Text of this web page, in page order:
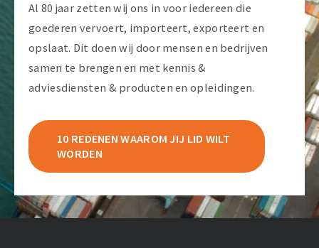
Al 80 jaar zetten wij ons in voor iedereen die
goederen vervoert, importeert, exporteert en
opslaat. Dit doen wij door mensen en bedrijven
samen te brengen en met kennis &
adviesdiensten & producten en opleidingen.
10 REDENEN WAAROM JIJ LID WILT
WORDEN